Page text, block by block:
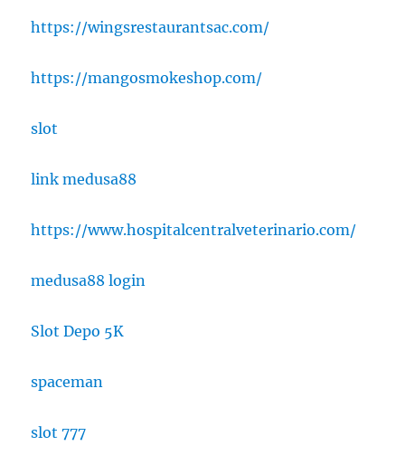
https://wingsrestaurantsac.com/
https://mangosmokeshop.com/
slot
link medusa88
https://www.hospitalcentralveterinario.com/
medusa88 login
Slot Depo 5K
spaceman
slot 777